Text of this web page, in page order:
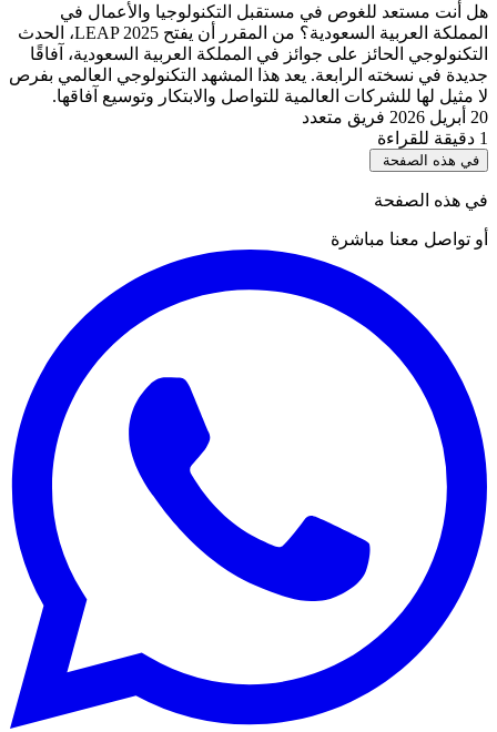
هل أنت مستعد للغوص في مستقبل التكنولوجيا والأعمال في
المملكة العربية السعودية؟ من المقرر أن يفتح LEAP 2025، الحدث
التكنولوجي الحائز على جوائز في المملكة العربية السعودية، آفاقًا
جديدة في نسخته الرابعة. يعد هذا المشهد التكنولوجي العالمي بفرص
لا مثيل لها للشركات العالمية للتواصل والابتكار وتوسيع آفاقها.
20 أبريل 2026
فريق متعدد
1 دقيقة للقراءة
في هذه الصفحة
في هذه الصفحة
أو تواصل معنا مباشرة